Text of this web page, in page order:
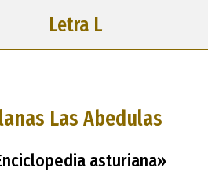
Letra L
Las Abedulas
asturiana»